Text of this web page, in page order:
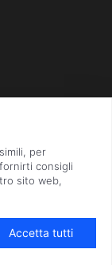
800.000,00